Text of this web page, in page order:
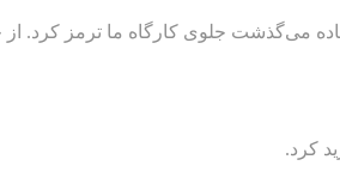
می‌گذشت جلوی کارگاه ما ترمز کرد.